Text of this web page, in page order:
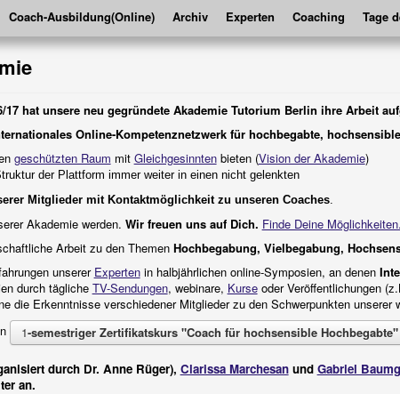
Coach-Ausbildung(Online) Archiv Experten Coaching Tage
17 hat unsere neu gegründete Akademie Tutorium Berlin ihre Arbeit
Online-Kompetenznetzwerk für hochbegabte, hochsensible
geschützten Raum mit Gleichgesinntenbieten (Vision der Akademie)
der Plattform immer weiter in einen nicht gelenkten
Mitglieder mit Kontaktmöglichkeit zu unseren Coaches.
Akademie werden. Wir freuen uns auf Dich. Finde Deine Möglichkeiten.
Arbeit zu den Themen Hochbegabung, Vielbegabung,
unserer Expertenin halbjährlichen online-Symposien, an denen
durch tägliche TV-Sendungen, webinare, Kurseoder Veröffentlichungen
die Erkenntnisse verschiedener Mitglieder zu den Schwerpunkten unserer
1-semestriger Zertifikatskurs "Coach für hochsensible Hochbegabte"
durch Dr. Anne Rüger), Clarissa Marchesanund Gabriel
an.